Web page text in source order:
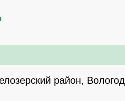
район,